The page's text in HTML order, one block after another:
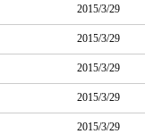
2015/3/29
2015/3/29
2015/3/29
2015/3/29
2015/3/29